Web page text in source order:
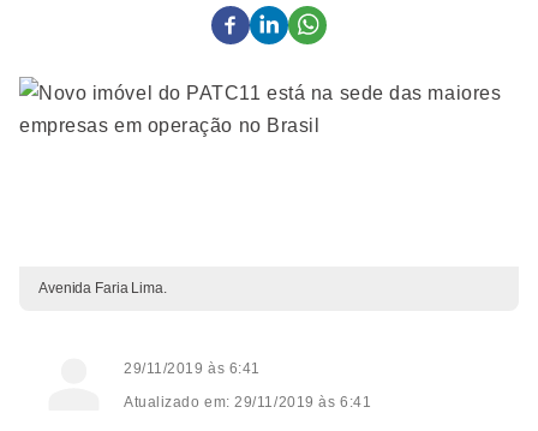
Avenida Faria Lima.
29/11/2019 às 6:41
Atualizado em: 29/11/2019 às 6:41